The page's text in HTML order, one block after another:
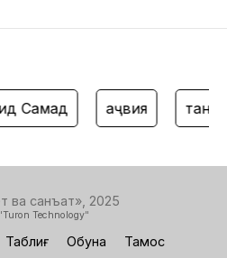
Самад ҳаҷвия танз
ва санъат», 2025
Turon Technology"
Таблиғ Обуна Тамос